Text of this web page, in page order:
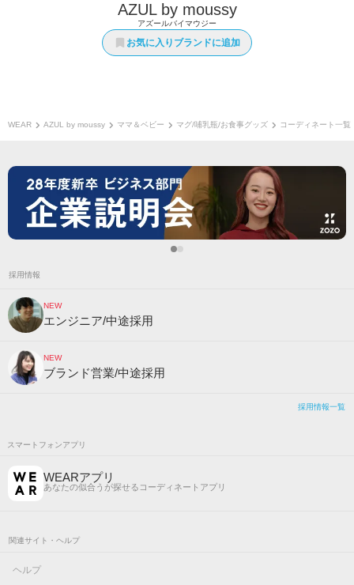
AZUL by moussy
アズールバイマウジー
お気に入りブランドに追加
WEAR AZUL by moussy ママ＆ベビー マグ/哺乳瓶/お食事グッズ コーディネート一覧
採用情報
NEW
エンジニア/中途採用
NEW
ブランド営業/中途採用
採用情報一覧
スマートフォンアプリ
WEARアプリ
あなたの似合うが探せるコーディネートアプリ
関連サイト・ヘルプ
ヘルプ